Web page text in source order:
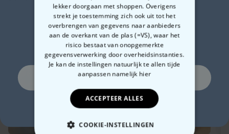
Heb je deze al gezien?
Waarschijnlijk interesseren deze producten je ook
lekker doorgaan met shoppen. Overigens
strekt je toestemming zich ook uit tot het
overbrengen van gegevens naar aanbieders
aan de overkant van de plas (=VS), waar het
risico bestaat van onopgemerkte
gegevensverwerking door overheidsinstanties.
Je kan de instellingen natuurlijk te allen tijde
aanpassen namelijk hier
ACCEPTEER ALLES
COOKIE-INSTELLINGEN
Zin in
10% korting?
Ja, graag!
Nee, ik ben geen fan van korting